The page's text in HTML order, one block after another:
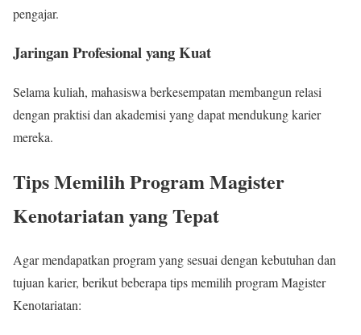
pengajar.
Jaringan Profesional yang Kuat
Selama kuliah, mahasiswa berkesempatan membangun relasi
dengan praktisi dan akademisi yang dapat mendukung karier
mereka.
Tips Memilih Program Magister
Kenotariatan yang Tepat
Agar mendapatkan program yang sesuai dengan kebutuhan dan
tujuan karier, berikut beberapa tips memilih program Magister
Kenotariatan: